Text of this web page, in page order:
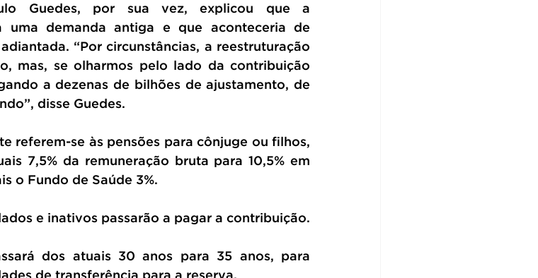
Guedes, por sua vez, explicou que a
uma demanda antiga e que aconteceria de
“Por circunstâncias, a reestruturação
mas, se olharmos pelo lado da contribuição
a dezenas de bilhões de ajustamento, de
disse Guedes.
referem-se às pensões para cônjuge ou filhos,
7,5% da remuneração bruta para 10,5% em
o Fundo de Saúde 3%.
e inativos passarão a pagar a contribuição.
dos atuais 30 anos para 35 anos, para